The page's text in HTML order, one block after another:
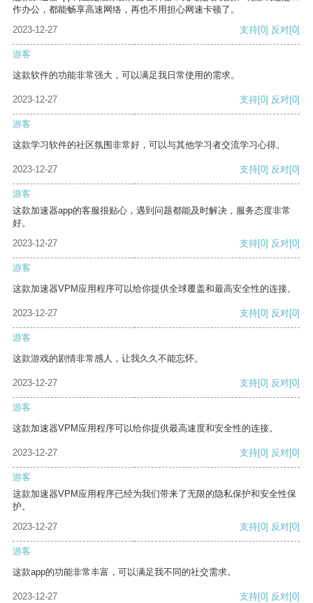
作办公，都能畅享高速网络，再也不用担心网速卡顿了。
2023-12-27
支持[0] 反对[0]
游客
这款软件的功能非常强大，可以满足我日常使用的需求。
2023-12-27 支持[0] 反对[0]
游客
这款学习软件的社区氛围非常好，可以与其他学习者交流学习心得。
2023-12-27 支持[0] 反对[0]
游客
这款加速器app的客服很贴心，遇到问题都能及时解决，服务态度非常
好。
2023-12-27
支持[0] 反对[0]
游客
这款加速器VPM应用程序可以给你提供全球覆盖和最高安全性的连接。
2023-12-27 支持[0] 反对[0]
游客
这款游戏的剧情非常感人，让我久久不能忘怀。
2023-12-27 支持[0] 反对[0]
游客
这款加速器VPM应用程序可以给你提供最高速度和安全性的连接。
2023-12-27 支持[0] 反对[0]
游客
这款加速器VPM应用程序已经为我们带来了无限的隐私保护和安全性保
护。
2023-12-27
支持[0] 反对[0]
游客
这款app的功能非常丰富，可以满足我不同的社交需求。
2023-12-27 支持[0] 反对[0]